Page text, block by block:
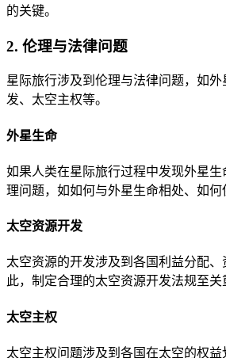
的关键。
2. 伦理与法律问题
星际旅行涉及到伦理与法律问题，如
发、太空主权等。
外星生命
如果人类在星际旅行过程中发现外星
理问题，如如何与外星生命相处、如何
太空资源开发
太空资源的开发涉及到各国利益分配、
此，制定合理的太空资源开发法规至关
太空主权
太空主权问题涉及到各国在太空的权